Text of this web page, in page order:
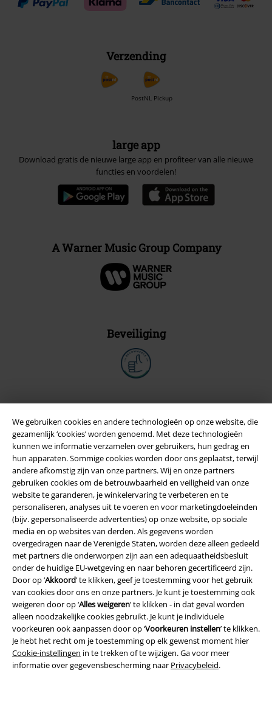
We gebruiken cookies en andere technologieën op onze website, die
gezamenlijk ‘cookies’ worden genoemd. Met deze technologieën
kunnen we informatie verzamelen over gebruikers, hun gedrag en
hun apparaten. Sommige cookies worden door ons geplaatst, terwijl
andere afkomstig zijn van onze partners. Wij en onze partners
gebruiken cookies om de betrouwbaarheid en veiligheid van onze
website te garanderen, je winkelervaring te verbeteren en te
personaliseren, analyses uit te voeren en voor marketingdoeleinden
(bijv. gepersonaliseerde advertenties) op onze website, op sociale
media en op websites van derden. Als gegevens worden
overgedragen naar de Verenigde Staten, worden deze alleen gedeeld
met partners die onderworpen zijn aan een adequaatheidsbesluit
onder de huidige EU-wetgeving en naar behoren gecertificeerd zijn.
Door op ‘Akkoord’ te klikken, geef je toestemming voor het gebruik
van cookies door ons en onze partners. Je kunt je toestemming ook
weigeren door op ‘Alles weigeren’ te klikken - in dat geval worden
alleen noodzakelijke cookies gebruikt. Je kunt je individuele
voorkeuren ook aanpassen door op ‘Voorkeuren instellen’ te klikken.
Je hebt het recht om je toestemming op elk gewenst moment hier
Cookie-instellingen in te trekken of te wijzigen. Ga voor meer
informatie over gegevensbescherming naar Privacybeleid.
Verzending
PostNL Pickup
large app
Download gratis de nieuwe large app en profiteer van alle nieuwe
functies en voordelen!
A Warner Music Group Company
Beveiliging
Legal
Algemene Voorwaarden
Bedrijfsgegevens
Privacyverklaring
Verklaring van conformiteit
Informatie over toegankelijkheid
Cookie-instellingen